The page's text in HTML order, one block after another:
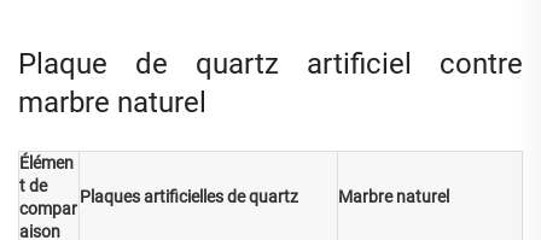
Plaque de quartz artificiel contre
marbre naturel
Élémen
t de
compar
aison
Plaques artificielles de quartz Marbre naturel